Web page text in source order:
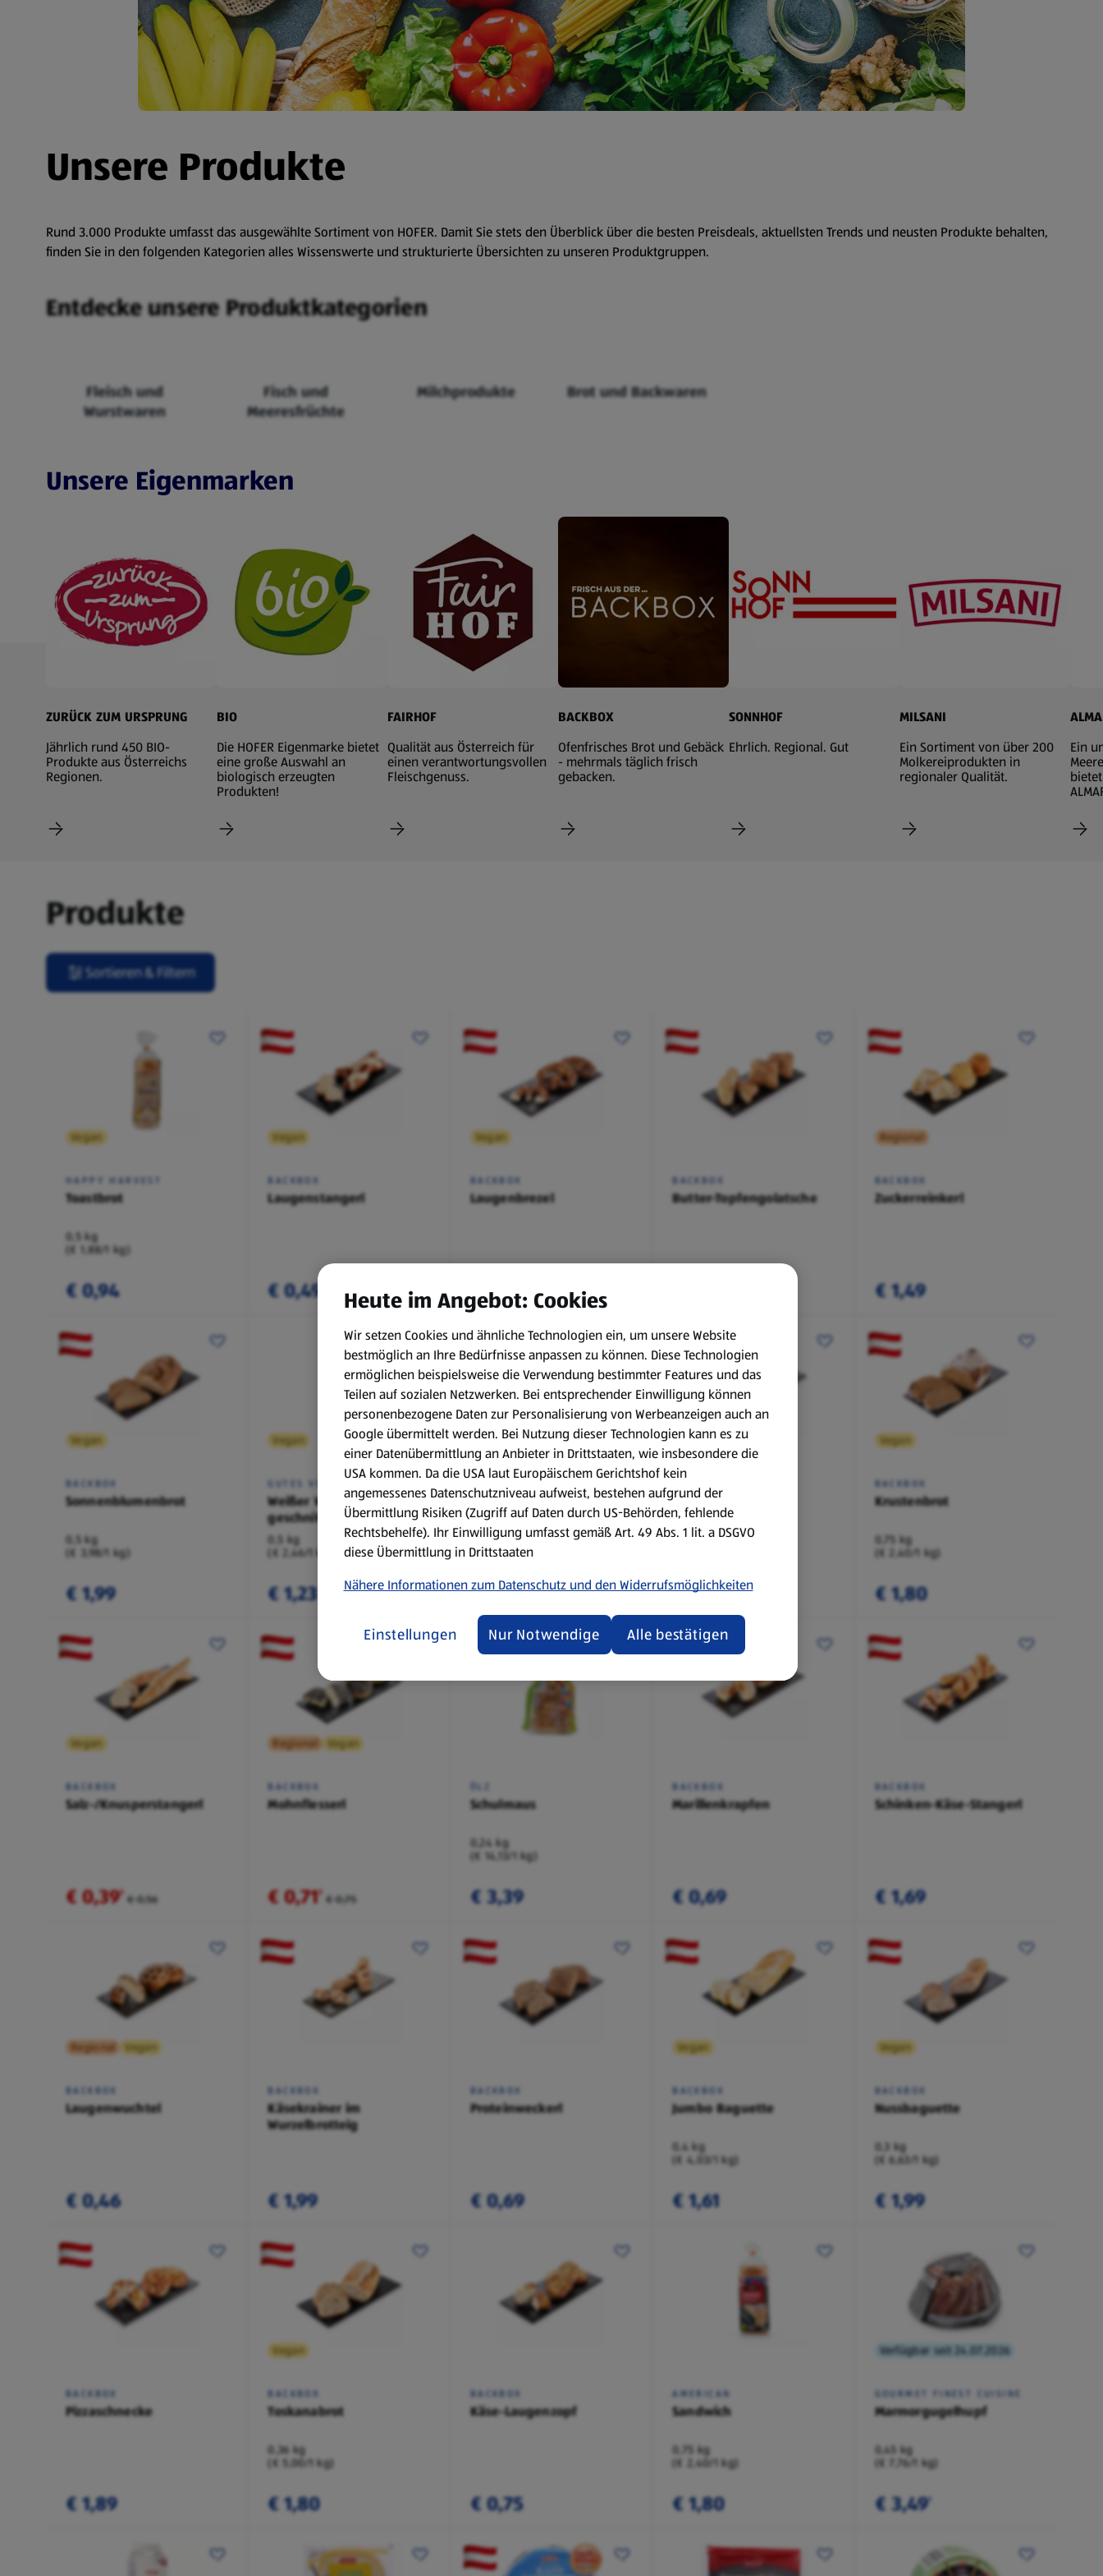
Unsere Produkte
Rund 3.000 Produkte umfasst das ausgewählte Sortiment von HOFER. Damit Sie stets den Überblick über die besten Preisdeals, aktuellsten Trends und neusten Produkte behalten,
finden Sie in den folgenden Kategorien alles Wissenswerte und strukturierte Übersichten zu unseren Produktgruppen.
Entdecke unsere Produktkategorien
Fleisch und
Wurstwaren
Fisch und
Meeresfrüchte
Milchprodukte Brot und Backwaren
Unsere Eigenmarken
ZURÜCK ZUM URSPRUNG
Jährlich rund 450 BIO-
Produkte aus Österreichs
Regionen.
BIO
Die HOFER Eigenmarke bietet
eine große Auswahl an
biologisch erzeugten
Produkten!
FAIRHOF
Qualität aus Österreich für
einen verantwortungsvollen
Fleischgenuss.
BACKBOX
Ofenfrisches Brot und Gebäck
- mehrmals täglich frisch
gebacken.
SONNHOF
Ehrlich. Regional. Gut
MILSANI
Ein Sortiment von über 200
Molkereiprodukten in
regionaler Qualität.
Ein
Produkte
Sortieren & Filtern
Vegan
HAPPY HARVEST
Toastbrot
0,5 kg
(€ 1,88/1 kg)
€ 0,94
Vegan
BACKBOX
Laugenstangerl
€ 0,49
Vegan
BACKBOX
Laugenbrezel
€ 0,49
BACKBOX
Butter-Topfengolatsche
Regional
BACKBOX
Zuckerreinkerl
€ 1,49
Vegan
BACKBOX
Sonnenblumenbrot
0,5 kg
(€ 3,98/1 kg)
€ 1,99
Vegan
GUTES VOM BÄCKER
Weißer Wecken
geschnitten
0,5 kg
(€ 2,46/1 kg)
€ 1,23
Vegetarisches
Pizzaweckerl
€ 0,79
Vegan
Kaisersemmel
€ 0,23
Vegan
BACKBOX
Krustenbrot
0,75 kg
(€ 2,40/1 kg)
€ 1,80
Vegan
BACKBOX
Salz-/Knusperstangerl
€ 0,39² € 0,56
Regional Vegan
BACKBOX
Mohnflesserl
€ 0,71² € 0,75
Schulmaus
0,24 kg
(€ 14,13/1 kg)
€ 3,39
BACKBOX
Marillenkrapfen
€ 0,69
BACKBOX
Schinken-Käse-Stangerl
€ 1,69
Regional Vegan
BACKBOX
Laugenwuchtel
€ 0,46
BACKBOX
Käsekrainer im
Wurzelbrotteig
€ 1,99
BACKBOX
Proteinweckerl
€ 0,69
Vegan
BACKBOX
Jumbo Baguette
0,4 kg
(€ 4,03/1 kg)
€ 1,61
Vegan
BACKBOX
Nussbaguette
0,3 kg
(€ 6,63/1 kg)
€ 1,99
BACKBOX
Pizzaschnecke
€ 1,89
Vegan
BACKBOX
Toskanabrot
0,36 kg
(€ 5,00/1 kg)
€ 1,80
BACKBOX
Käse-Laugenzopf
€ 0,75
AMERICAN
Sandwich
0,75 kg
(€ 2,40/1 kg)
€ 1,80
Verfügbar seit 24.07.2026
GOURMET FINEST CUISINE
Marmorgugelhupf
0,45 kg
(€ 7,76/1 kg)
€ 3,49¹
Heute im Angebot: Cookies
Wir setzen Cookies und ähnliche Technologien ein, um unsere Website
bestmöglich an Ihre Bedürfnisse anpassen zu können. Diese Technologien
ermöglichen beispielsweise die Verwendung bestimmter Features und das
Teilen auf sozialen Netzwerken. Bei entsprechender Einwilligung können
personenbezogene Daten zur Personalisierung von Werbeanzeigen auch an
Google übermittelt werden. Bei Nutzung dieser Technologien kann es zu
einer Datenübermittlung an Anbieter in Drittstaaten, wie insbesondere die
USA kommen. Da die USA laut Europäischem Gerichtshof kein
angemessenes Datenschutzniveau aufweist, bestehen aufgrund der
Übermittlung Risiken (Zugriff auf Daten durch US-Behörden, fehlende
Rechtsbehelfe). Ihr Einwilligung umfasst gemäß Art. 49 Abs. 1 lit. a DSGVO
diese Übermittlung in Drittstaaten
Nähere Informationen zum Datenschutz und den Widerrufsmöglichkeiten
Einstellungen Nur Notwendige Alle bestätigen